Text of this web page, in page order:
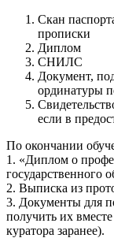
Скан
прописки
Диплом
СНИЛС
Документ,
ординатуры
если в
По окончании
1. «Диплом о
государственного
2. Выписка из
3. Документы для
получить их
куратора заранее).